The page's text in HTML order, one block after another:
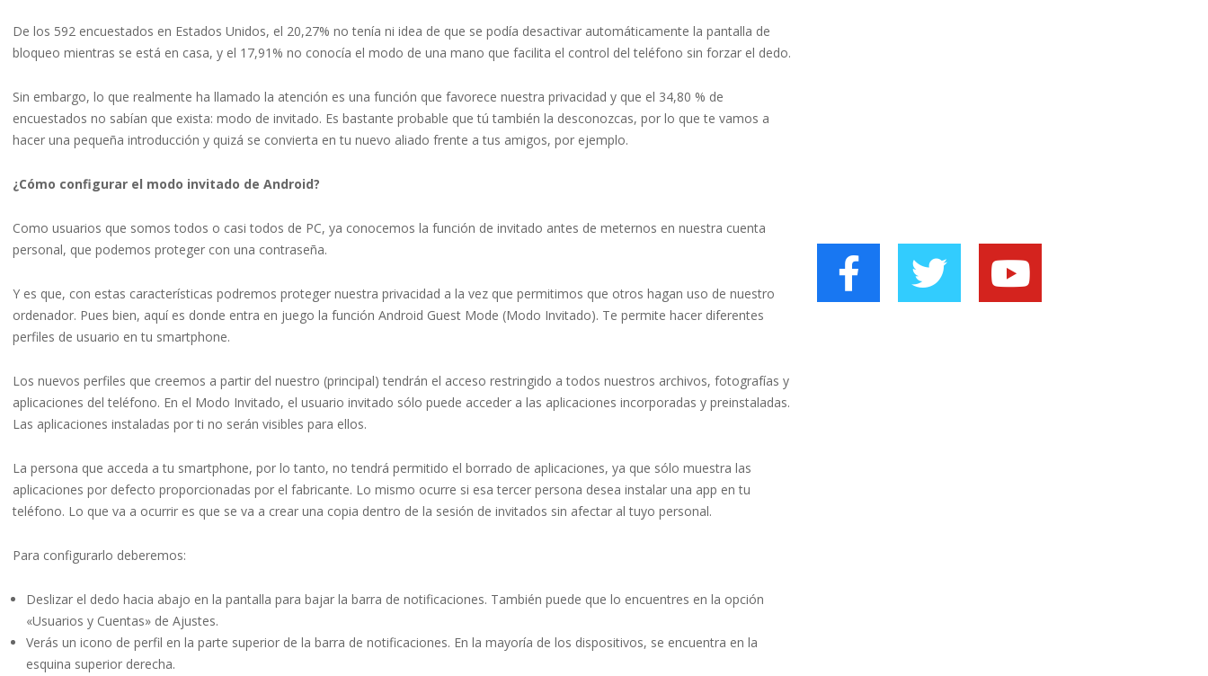
De los 592 encuestados en Estados Unidos, el 20,27% no tenía ni idea de que se podía desactivar automáticamente la pantalla de
bloqueo mientras se está en casa, y el 17,91% no conocía el modo de una mano que facilita el control del teléfono sin forzar el dedo.
Sin embargo, lo que realmente ha llamado la atención es una función que favorece nuestra privacidad y que el 34,80 % de
encuestados no sabían que exista: modo de invitado. Es bastante probable que tú también la desconozcas, por lo que te vamos a
hacer una pequeña introducción y quizá se convierta en tu nuevo aliado frente a tus amigos, por ejemplo.
¿Cómo configurar el modo invitado de Android?
Como usuarios que somos todos o casi todos de PC, ya conocemos la función de invitado antes de meternos en nuestra cuenta
personal, que podemos proteger con una contraseña.
Y es que, con estas características podremos proteger nuestra privacidad a la vez que permitimos que otros hagan uso de nuestro
ordenador. Pues bien, aquí es donde entra en juego la función Android Guest Mode (Modo Invitado). Te permite hacer diferentes
perfiles de usuario en tu smartphone.
Los nuevos perfiles que creemos a partir del nuestro (principal) tendrán el acceso restringido a todos nuestros archivos, fotografías y
aplicaciones del teléfono. En el Modo Invitado, el usuario invitado sólo puede acceder a las aplicaciones incorporadas y preinstaladas.
Las aplicaciones instaladas por ti no serán visibles para ellos.
La persona que acceda a tu smartphone, por lo tanto, no tendrá permitido el borrado de aplicaciones, ya que sólo muestra las
aplicaciones por defecto proporcionadas por el fabricante. Lo mismo ocurre si esa tercer persona desea instalar una app en tu
teléfono. Lo que va a ocurrir es que se va a crear una copia dentro de la sesión de invitados sin afectar al tuyo personal.
Para configurarlo deberemos:
Deslizar el dedo hacia abajo en la pantalla para bajar la barra de notificaciones. También puede que lo encuentres en la opción
«Usuarios y Cuentas» de Ajustes.
Verás un icono de perfil en la parte superior de la barra de notificaciones. En la mayoría de los dispositivos, se encuentra en la
esquina superior derecha.